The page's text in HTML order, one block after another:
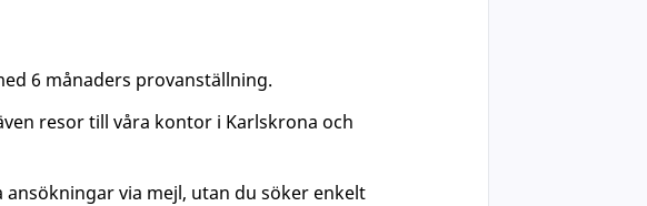
6 månaders provanställning.
resor till våra kontor i Karlskrona och
via mejl, utan du söker enkelt